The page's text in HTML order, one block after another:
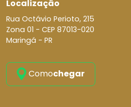
Localização
Rua Octávio Perioto, 215
Zona 01 - CEP 87013-020
Maringá - PR
Comochegar